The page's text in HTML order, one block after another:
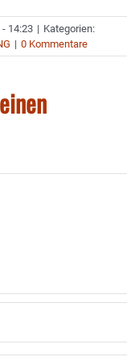
- 14:23 | Kategorien:
| 0 Kommentare